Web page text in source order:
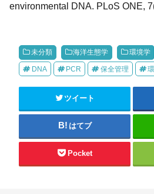
environmental DNA. PLoS ONE,
未分類 海洋生態学 環境学
DNA PCR 保全管理
ツイート
はてブ
Pocket